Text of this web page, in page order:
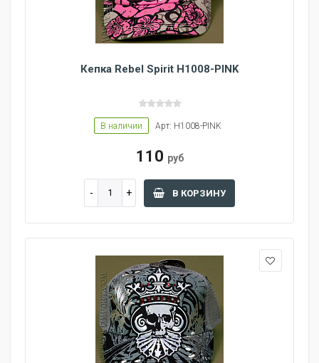
Кепка Rebel Spirit H1008-PINK
В наличии Арт: H1008-PINK
110 руб
В КОРЗИНУ